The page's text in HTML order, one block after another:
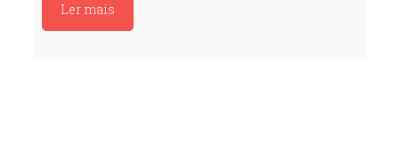
Ler mais